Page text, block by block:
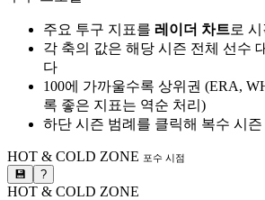
주요 투구 지표를 레이더 차트로
각 축의 값은 해당 시즌 전체 선수
다
100에 가까울수록 상위권 (ERA,
록 좋은 지표는 역순 처리)
하단 시즌 범례를 클릭해 복수 시
HOT & COLD ZONE 포수 시점
💾 ?
HOT & COLD ZONE